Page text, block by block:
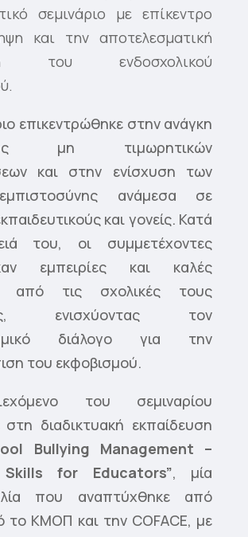
σεμινάριο με επίκεντρο
και την αποτελεσματική
του ενδοσχολικού
επικεντρώθηκε στην ανάγκη
μη τιμωρητικών
και στην ενίσχυση των
ανάμεσα σε
και γονείς. Κατά
του, οι συμμετέχοντες
εμπειρίες και καλές
από τις σχολικές τους
ενισχύοντας τον
διάλογο για την
του εκφοβισμού.
του σεμιναρίου
στη διαδικτυακή εκπαίδευση
Bullying Management –
for Educators”, μία
που αναπτύχθηκε από
το ΚΜΟΠ και την COFACE, με